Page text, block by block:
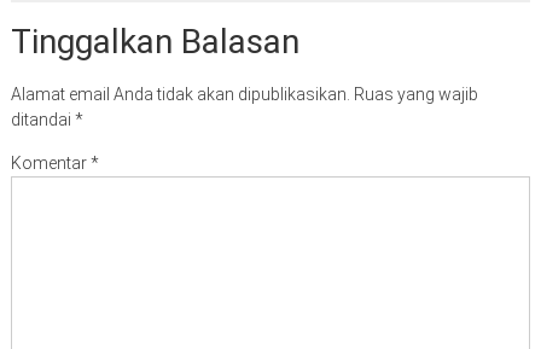
Tinggalkan Balasan
Alamat email Anda tidak akan dipublikasikan. Ruas yang wajib
ditandai *
Komentar*